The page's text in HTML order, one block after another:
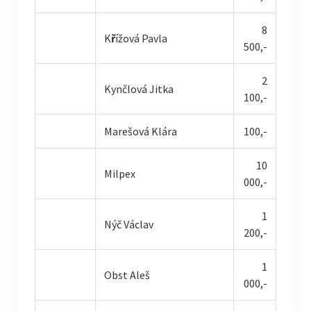
Křížová Pavla
8
500,-
Kynčlová Jitka
2
100,-
Marešová Klára 100,-
Milpex
10
000,-
Nýč Václav
1
200,-
Obst Aleš
1
000,-